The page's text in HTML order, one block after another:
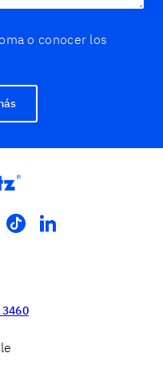
o conocer los
tiktoklinkedin